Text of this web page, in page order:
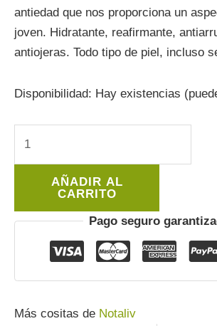
antiedad que nos proporciona un
joven. Hidratante, reafirmante,
antiojeras. Todo tipo de piel, incluso
Disponibilidad: Hay existencias
Aove
AÑADIR AL
CARRITO
Pago seguro
Más cositas de Notaliv